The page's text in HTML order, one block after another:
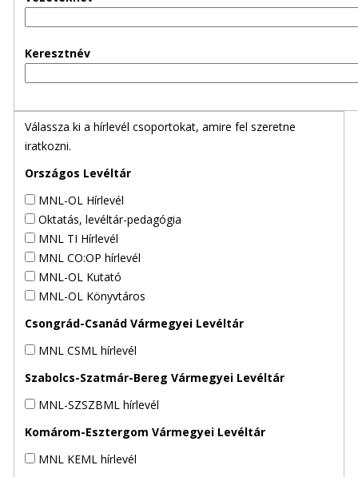
Keresztnév
Válassza ki a hírlevél csoportokat, amire fel szeretne
iratkozni.
Országos Levéltár
MNL-OL Hírlevél
Oktatás, levéltár-pedagógia
MNL TI Hírlevél
MNL CO:OP hírlevél
MNL-OL Kutató
MNL-OL Könyvtáros
Csongrád-Csanád Vármegyei Levéltár
MNL CSML hírlevél
Szabolcs-Szatmár-Bereg Vármegyei Levéltár
MNL-SZSZBML hírlevél
Komárom-Esztergom Vármegyei Levéltár
MNL KEML hírlevél